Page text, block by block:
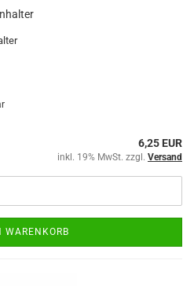
6,25 EUR
inkl. 19% MwSt. zzgl. Versand
WARENKORB